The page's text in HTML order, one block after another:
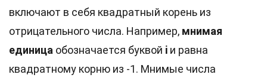
включают в себя квадратный корень из
отрицательного числа. Например, мнимая
единица обозначается буквой i и равна
квадратному корню из -1. Мнимые числа